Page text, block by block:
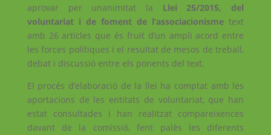
aprovar per unanimitat la Llei 25/2015, del
voluntariat i de foment de l’associacionisme text
amb 26 articles que és fruit d’un ampli acord entre
les forces polítiques i el resultat de mesos de treball,
debat i discussió entre els ponents del text.
El procés d’elaboració de la llei ha comptat amb les
aportacions de les entitats de voluntariat, que han
estat consultades i han realitzat compareixences
davant de la comissió, fent palès les diferents